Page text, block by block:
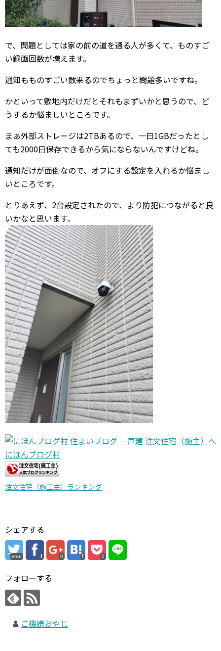
で、問題としては家の前の道を通る人が多くて、ものすご
い録画回数が増えます。
通知もものすごい数来るのでちょっと問題多いですね。
かといって敷地内だけだとそれもまずいかと思うので、ど
うするか悩ましいところです。
まぁ外部ストレージは2TBあるので、一日1GBだったとし
ても2000日保存できるから気にならないんですけどね。
通知だけが面倒なので、オフにする設定を入れるか悩まし
いところです。
とりあえず、2台設定されたので、より防犯につながると良
いかなと思います。
にほんブログ村
注文住宅（施工主）ランキング
シェアする
error 0 0
フォローする
ご機嫌おやじ